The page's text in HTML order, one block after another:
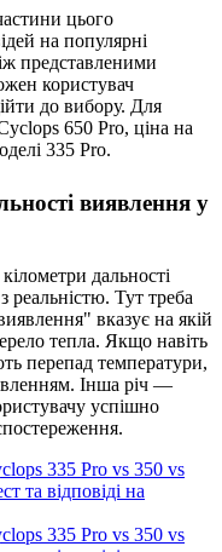
цього
на популярні
представленими
користувач
до вибору. Для
650 Pro, ціна на
335 Pro.
виявлення у
дальності
реальністю. Тут треба
вказує на якій
тепла. Якщо навіть
перепад температури,
Інша річ —
успішно